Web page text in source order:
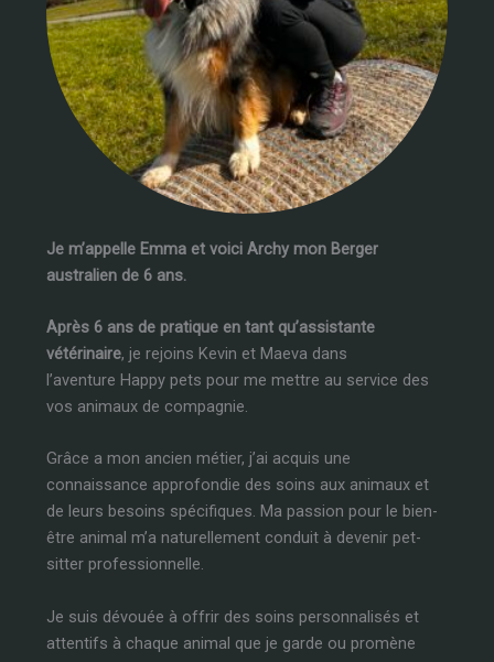
Je m’appelle Emma et voici Archy mon Berger
australien de 6 ans.
Après 6 ans de pratique en tant qu’assistante
vétérinaire, je rejoins Kevin et Maeva dans
l’aventure Happy pets pour me mettre au service des
vos animaux de compagnie.
Grâce a mon ancien métier, j’ai acquis une
connaissance approfondie des soins aux animaux et
de leurs besoins spécifiques. Ma passion pour le bien-
être animal m’a naturellement conduit à devenir pet-
sitter professionnelle.
Je suis dévouée à offrir des soins personnalisés et
attentifs à chaque animal que je garde ou promène